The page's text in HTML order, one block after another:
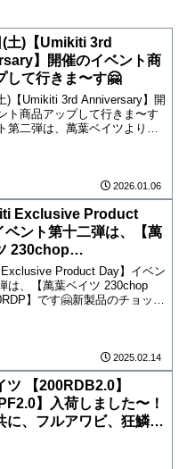
(土)【Umikiti 3rd
】開催のイベント商
して行きま〜す🤗
)【Umikiti 3rd Anniversary】開
ト商品アップして行きま〜す
第二弾は、萬葉ベイツより
2026.01.06
Exclusive Product
ベント第十二弾は、【萬
230chop
】です🤗新
Exclusive Product Day】イベン
は、【萬葉ベイツ 230chop
】です🤗新製品のチョップ
2025.02.14
ツ 【200RDB2.0】
】入荷しました〜！
に、フルアワビ、狂鱗ホ